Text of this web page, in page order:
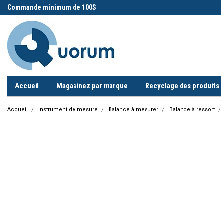
Commande minimum de 100$
Accueil Magasinez par marque Recyclage des
Accueil Instrument de mesure Balance à mesurer Balance à ressort